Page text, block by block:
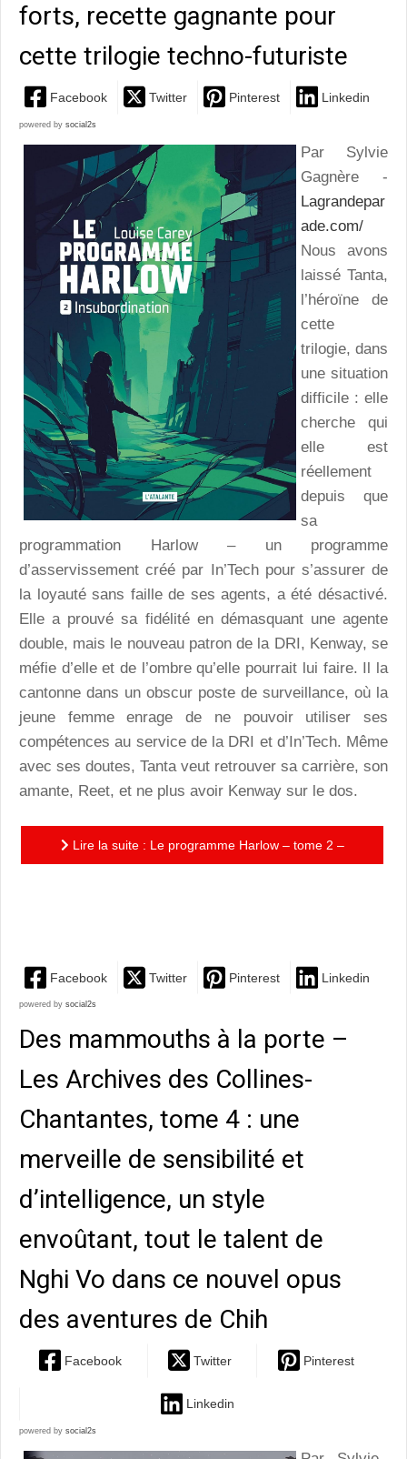
forts, recette gagnante pour
cette trilogie techno-futuriste
Facebook Twitter Pinterest Linkedin
powered by social2s
Par Sylvie
Gagnère -
Lagrandepar
ade.com/
Nous avons
laissé Tanta,
l’héroïne de
cette
trilogie, dans
une situation
difficile : elle
cherche qui
elle est
réellement
depuis que
sa
programmation Harlow – un programme
d’asservissement créé par In’Tech pour s’assurer de
la loyauté sans faille de ses agents, a été désactivé.
Elle a prouvé sa fidélité en démasquant une agente
double, mais le nouveau patron de la DRI, Kenway, se
méfie d’elle et de l’ombre qu’elle pourrait lui faire. Il la
cantonne dans un obscur poste de surveillance, où la
jeune femme enrage de ne pouvoir utiliser ses
compétences au service de la DRI et d’In’Tech. Même
avec ses doutes, Tanta veut retrouver sa carrière, son
amante, Reet, et ne plus avoir Kenway sur le dos.
Lire la suite : Le programme Harlow – tome 2 –
Facebook Twitter Pinterest Linkedin
powered by social2s
Des mammouths à la porte –
Les Archives des Collines-
Chantantes, tome 4 : une
merveille de sensibilité et
d’intelligence, un style
envoûtant, tout le talent de
Nghi Vo dans ce nouvel opus
des aventures de Chih
Facebook Twitter Pinterest
Linkedin
powered by social2s